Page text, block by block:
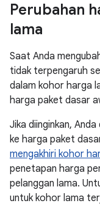
Perubahan
lama
Saat Anda
tidak terpengaruh
dalam kohor harga
harga paket dasar
Jika diinginkan,
ke harga paket
mengakhiri kohor
penetapan harga
pelanggan lama.
untuk kohor lama